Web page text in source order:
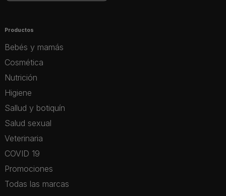
Productos
Bebés y mamás
Cosmética
Nutrición
Higiene
Sallud y botiquín
Salud sexual
Veterinaria
COVID 19
Promociones
Todas las marcas